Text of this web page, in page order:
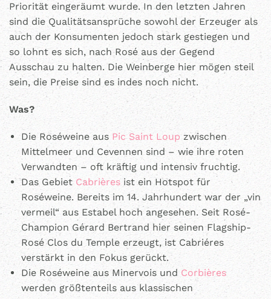
Priorität eingeräumt wurde. In den letzten Jahren
sind die Qualitätsansprüche sowohl der Erzeuger als
auch der Konsumenten jedoch stark gestiegen und
so lohnt es sich, nach Rosé aus der Gegend
Ausschau zu halten. Die Weinberge hier mögen steil
sein, die Preise sind es indes noch nicht.
Was?
Die Roséweine aus Pic Saint Loup zwischen
Mittelmeer und Cevennen sind – wie ihre roten
Verwandten – oft kräftig und intensiv fruchtig.
Das Gebiet Cabrières ist ein Hotspot für
Roséweine. Bereits im 14. Jahrhundert war der „vin
vermeil“ aus Estabel hoch angesehen. Seit Rosé-
Champion Gérard Bertrand hier seinen Flagship-
Rosé Clos du Temple erzeugt, ist Cabriéres
verstärkt in den Fokus gerückt.
Die Roséweine aus Minervois und Corbières
werden größtenteils aus klassischen